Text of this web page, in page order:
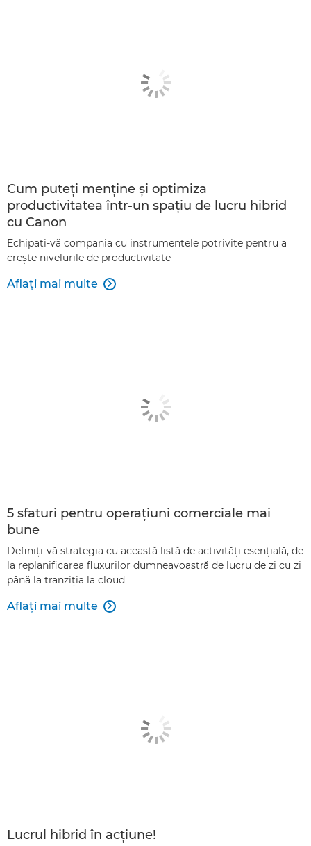
Cum puteţi menţine şi optimiza
productivitatea într-un spaţiu de lucru hibrid
cu Canon
Echipaţi-vă compania cu instrumentele potrivite pentru a
creşte nivelurile de productivitate
Aflaţi mai multe 
5 sfaturi pentru operaţiuni comerciale mai
bune
Definiţi-vă strategia cu această listă de activităţi esenţială, de
la replanificarea fluxurilor dumneavoastră de lucru de zi cu zi
până la tranziţia la cloud
Aflaţi mai multe 
Lucrul hibrid în acţiune!